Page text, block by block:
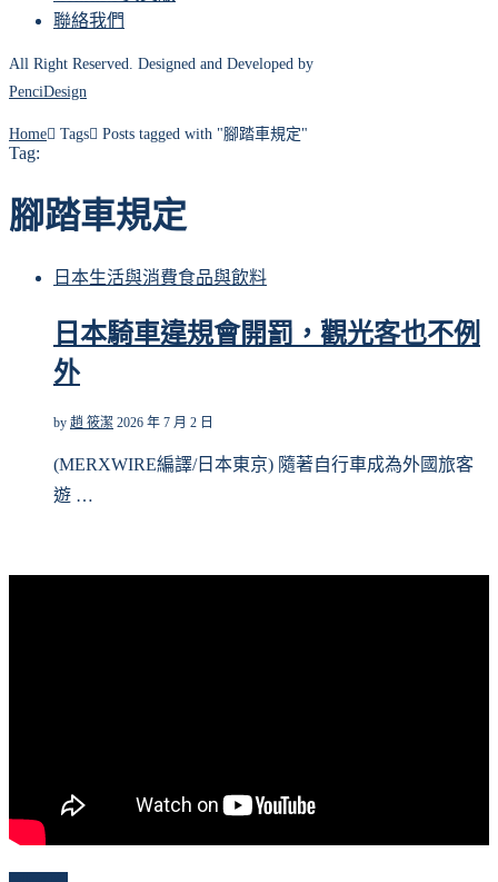
聯絡我們
All Right Reserved. Designed and Developed by
PenciDesign
Home Tags Posts tagged with "腳踏車規定"
Tag:
腳踏車規定
日本生活與消費食品與飲料
日本騎車違規會開罰，觀光客也不例
外
by 趙 筱潔 2026 年 7 月 2 日
(MERXWIRE編譯/日本東京) 隨著自行車成為外國旅客
遊 …